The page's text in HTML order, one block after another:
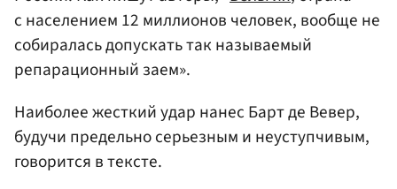
с населением 12 миллионов человек, вообще не
собиралась допускать так называемый
репарационный заем».
Наиболее жесткий удар нанес Барт де Вевер,
будучи предельно серьезным и неуступчивым,
говорится в тексте.